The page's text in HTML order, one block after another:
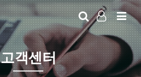
LOG IN
SIGN UP
고객센터